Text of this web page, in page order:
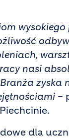
nasi
zyska
–
dla